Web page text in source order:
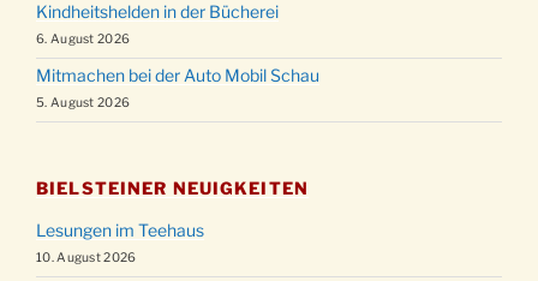
Kindheitshelden in der Bücherei
6. August 2026
Mitmachen bei der Auto Mobil Schau
5. August 2026
BIELSTEINER NEUIGKEITEN
Lesungen im Teehaus
10. August 2026